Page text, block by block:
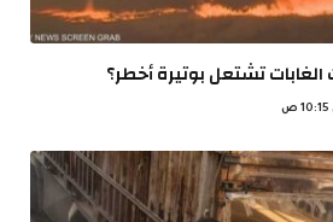
الغابات تشتعل بوتيرة أخطر؟